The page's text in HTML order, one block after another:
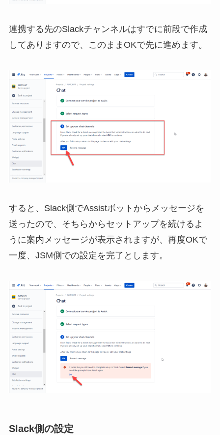
連携する先のSlackチャンネルはすでに前段で作成
してありますので、このままOKで先に進めます。
すると、Slack側でAssistボットからメッセージを
送ったので、そちらからセットアップを続けるよ
うに案内メッセージが表示されますが、再度OKで
一度、JSM側での設定を完了とします。
Slack側の設定